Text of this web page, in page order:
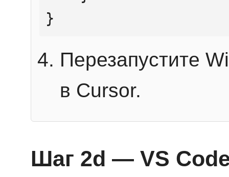
}
Перезапустите
в Cursor.
Шаг 2d — VS